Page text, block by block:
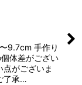
9.7cm 手作り
体差がござい
点がございま
了承…